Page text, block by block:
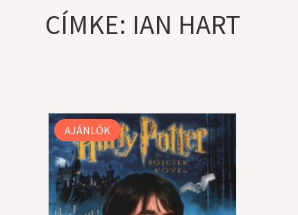
CÍMKE: IAN HART
AJÁNLÓK